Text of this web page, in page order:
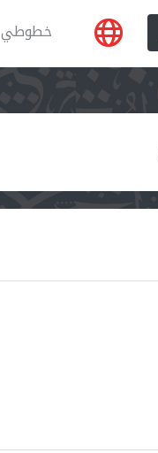
خطوطي